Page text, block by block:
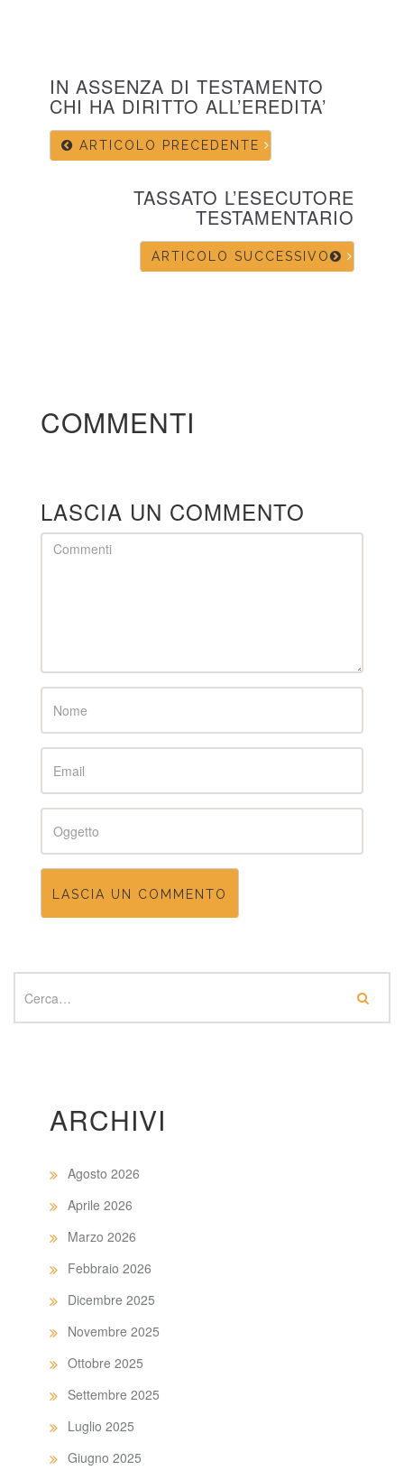
IN ASSENZA DI TESTAMENTO
CHI HA DIRITTO ALL’EREDITA’
ARTICOLO PRECEDENTE
TASSATO L’ESECUTORE
TESTAMENTARIO
ARTICOLO SUCCESSIVO
COMMENTI
LASCIA UN COMMENTO
Comment
Name
Email
Subject
ARCHIVI
Agosto 2026
Aprile 2026
Marzo 2026
Febbraio 2026
Dicembre 2025
Novembre 2025
Ottobre 2025
Settembre 2025
Luglio 2025
Giugno 2025